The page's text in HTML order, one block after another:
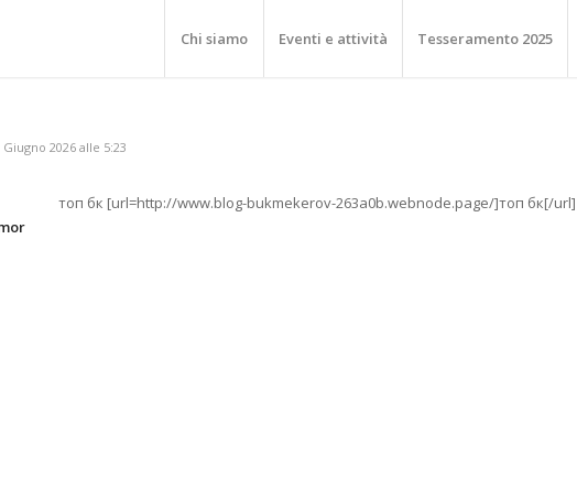
Chi siamo Eventi e attività Tesseramento 2025
Giugno 2026 alle 5:23
топ бк [url=http://www.blog-bukmekerov-263a0b.webnode.page/]топ бк[/url]